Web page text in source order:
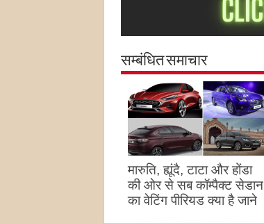
सम्बंधित समाचार
मारुति, ह्यूंदै, टाटा और होंडा
की ओर से सब कॉम्पैक्ट सेडान
का वेटिंग पीरियड क्या है जाने